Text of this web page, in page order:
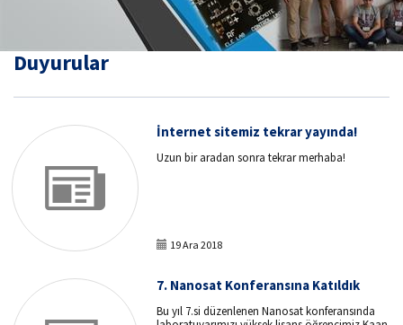
Duyurular
İnternet sitemiz tekrar yayında!
Uzun bir aradan sonra tekrar merhaba!
19 Ara 2018
7. Nanosat Konferansına Katıldık
Bu yıl 7.si düzenlenen Nanosat konferansında